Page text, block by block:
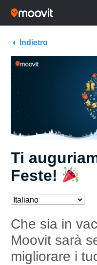
Indietro
Ti
Feste!
Che sia in
Moovit sarà
migliorare i